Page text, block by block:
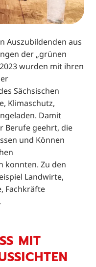
Auszubildenden aus
der „grünen
wurden mit ihren
Sächsischen
Klimaschutz,
Damit
Berufe geehrt, die
und Können
konnten. Zu den
Landwirte,
Fachkräfte
MIT